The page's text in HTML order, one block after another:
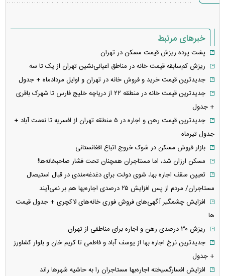
خبرهای مرتبط
پشت پرده ریزش قیمت مسکن در تهران
ریزش کم‌سابقه قیمت خانه در مناطق اعیانی‌نشین تهران از یک تا سه
جدیدترین قیمت خرید و فروش خانه در تهران و اوایل مردادماه + جدول
جدیدترین قیمت خانه‌ در منطقه ۲۲ از دریاچه خلیج فارس تا شهرک باقری
+ جدول
جدیدترین قیمت رهن و اجاره در ۵ منطقه تهران از افسریه تا نعمت آباد +
جدول تیرماه
بازار فروش مسکن در شوک خروج اتباع افغانستانی
مسکن ارزان شد، اما مستاجران همچنان تحت فشار صاحبخانه‌ها!
تعیین سقف اجاره‌ بها، شوی دولت برای دغدغه‌مندی در قبال استیصال
مستاجران/ مردم از پس افزایش ۲۵ درصدی اجاره‌بها هم بر نمی‌آیند
افزایش چشمگیر آگهی‌های فروش فوری خانه‌های لاکچری + جدول قیمت
ها
ریزش ۳۰ درصدی رهن و اجاره برای مناطقی از تهران
جدیدترین نرخ اجاره بها از یوسف آباد و فاطمی تا کریم خان و بلوار کشاورز
+ جدول
افزایش افسارگسیخته اجاره‌بها مستاجران را به حاشیه شهر‌ها راند